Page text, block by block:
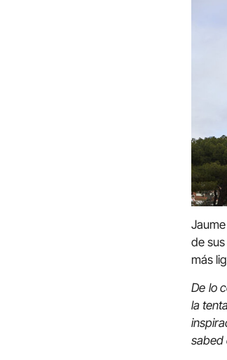
de
más
De lo
la
sabed